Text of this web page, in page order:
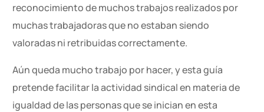
reconocimiento de muchos trabajos realizados por
muchas trabajadoras que no estaban siendo
valoradas ni retribuidas correctamente.
Aún queda mucho trabajo por hacer, y esta guía
pretende facilitar la actividad sindical en materia de
igualdad de las personas que se inician en esta